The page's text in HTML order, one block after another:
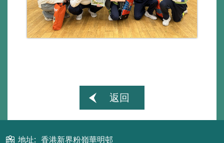
返回
地址: 香港新界粉嶺華明邨